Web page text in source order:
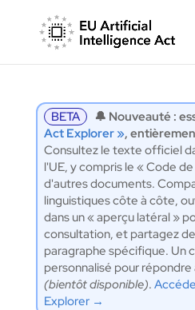
BETA 🔔 Nouveauté :
Act Explorer »,
Consultez le texte officiel
l'UE, y compris le « Code
d'autres documents.
linguistiques côte à côte,
dans un « aperçu latéral »
consultation, et partagez
paragraphe spécifique. Un
personnalisé pour
(bientôt disponible).
Explorer →